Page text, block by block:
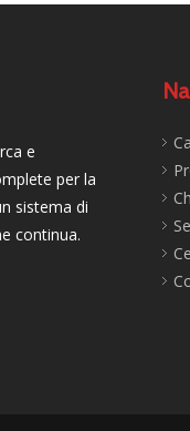
e
per la
sistema di
continua.